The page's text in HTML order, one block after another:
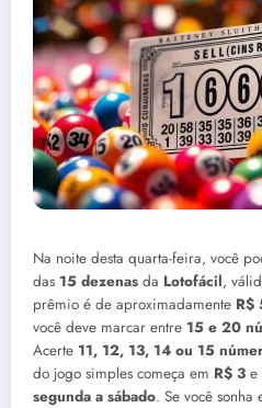
Na noite desta quarta-feira, você
das 15 dezenas da Lotofácil,
prêmio é de aproximadamente R$
você deve marcar entre 15 e 20
Acerte 11, 12, 13, 14 ou 15
do jogo simples começa em R$ 3 e
segunda a sábado. Se você